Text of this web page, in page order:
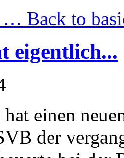
… Back to
eigentlich...
hat einen
der